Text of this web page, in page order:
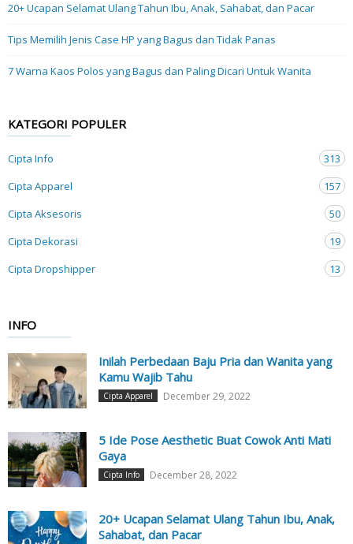
20+ Ucapan Selamat Ulang Tahun Ibu, Anak, Sahabat, dan Pacar
Tips Memilih Jenis Case HP yang Bagus dan Tidak Panas
7 Warna Kaos Polos yang Bagus dan Paling Dicari Untuk Wanita
KATEGORI POPULER
Cipta Info
313
Cipta Apparel
157
Cipta Aksesoris
50
Cipta Dekorasi
19
Cipta Dropshipper
13
INFO
Inilah Perbedaan Baju Pria dan Wanita yang
Kamu Wajib Tahu
Cipta Apparel December 29, 2022
5 Ide Pose Aesthetic Buat Cowok Anti Mati
Gaya
Cipta Info December 28, 2022
20+ Ucapan Selamat Ulang Tahun Ibu, Anak,
Sahabat, dan Pacar